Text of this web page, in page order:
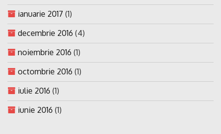
ianuarie 2017 (1)
decembrie 2016 (4)
noiembrie 2016 (1)
octombrie 2016 (1)
iulie 2016 (1)
iunie 2016 (1)